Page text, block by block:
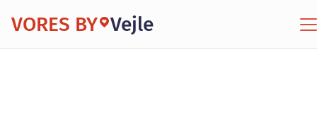
VORES BY Vejle